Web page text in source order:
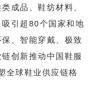
成品、鞋纺材料、
引超80个国家和地
、智能穿戴、极致
创新推动中国鞋服
全球鞋业供应链格